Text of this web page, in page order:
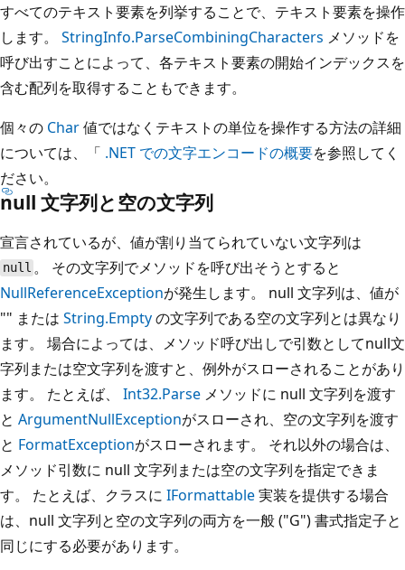
すべてのテキスト要素を列挙することで、テキスト要素を操作
します。 StringInfo.ParseCombiningCharacters メソッドを
呼び出すことによって、各テキスト要素の開始インデックスを
含む配列を取得することもできます。
個々の Char値ではなくテキストの単位を操作する方法の詳細
については、「 .NET での文字エンコードの概要を参照してく
ださい。
null 文字列と空の文字列
宣言されているが、値が割り当てられていない文字列は
null 。 その文字列でメソッドを呼び出そうとすると
NullReferenceExceptionが発生します。 null 文字列は、値が
"" または String.Emptyの文字列である空の文字列とは異なり
ます。 場合によっては、メソッド呼び出しで引数としてnull文
字列または空文字列を渡すと、例外がスローされることがあり
ます。 たとえば、 Int32.Parse メソッドに null 文字列を渡す
と ArgumentNullExceptionがスローされ、空の文字列を渡す
と FormatExceptionがスローされます。 それ以外の場合は、
メソッド引数に null 文字列または空の文字列を指定できま
す。 たとえば、クラスに IFormattable実装を提供する場合
は、null 文字列と空の文字列の両方を一般 ("G") 書式指定子と
同じにする必要があります。